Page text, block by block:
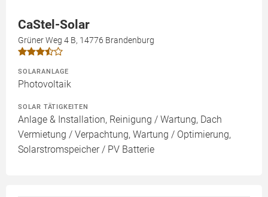
CaStel-Solar
Grüner Weg 4 B, 14776 Brandenburg
SOLARANLAGE
Photovoltaik
SOLAR TÄTIGKEITEN
Anlage & Installation, Reinigung / Wartung, Dach
Vermietung / Verpachtung, Wartung / Optimierung,
Solarstromspeicher / PV Batterie